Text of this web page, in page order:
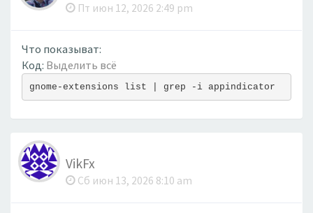
Пт июн 12, 2026 2:49 pm
Что показыват:
Код: Выделить всё
gnome-extensions list | grep -i appindicator
VikFx
Сб июн 13, 2026 8:10 am